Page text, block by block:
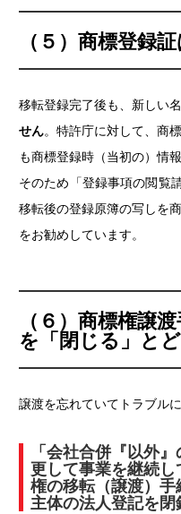
（５）商標登録
移転登録完了後も、新しい
せん。特許庁に対して、商
も商標登録時（当初の）情
そのため「登録事項の閲覧
移転後の登録原簿の写しを
をお勧めしています。
（６）商標権譲
を「閉じる」と
譲渡を忘れていてトラブル
「会社合併『以外
更して事業を継続
権の移転（譲渡）
主体の法人登記を閉